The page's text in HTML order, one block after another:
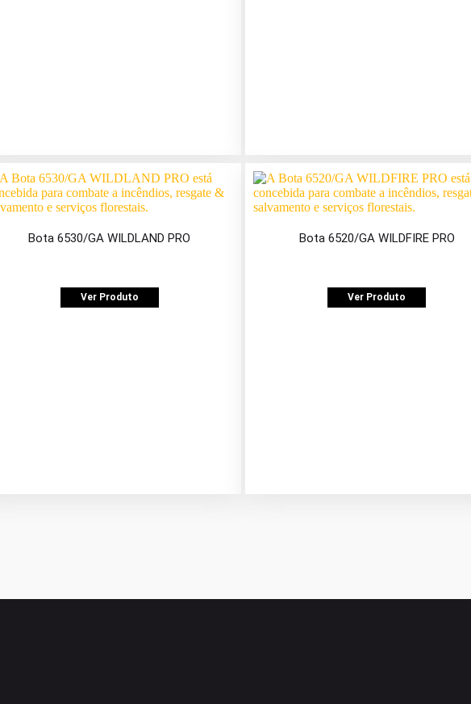
Bota 6530/GA WILDLAND PRO
Ver Produto
Bota 6520/GA WILDFIRE PRO
Ver Produto